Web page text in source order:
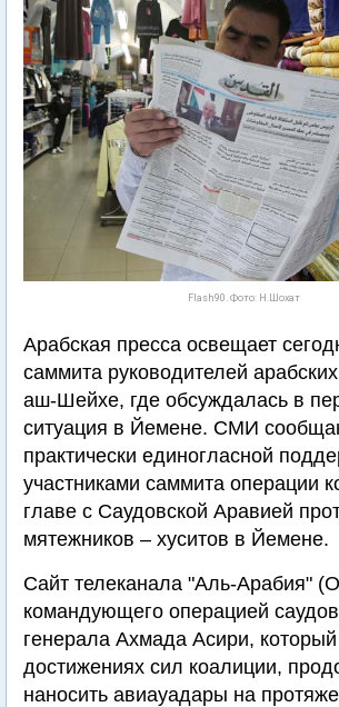
Flash90. Фото: Н.Шохат
Арабская пресса освещает
саммита руководителей
аш-Шейхе, где обсуждалась в
ситуация в Йемене. СМИ
практически единогласной
участниками саммита операции
главе с Саудовской Аравией
мятежников – хуситов в Йемене.
Сайт телеканала "Аль-Арабия"
командующего операцией
генерала Ахмада Асири,
достижениях сил коалиции,
наносить авиауадары на